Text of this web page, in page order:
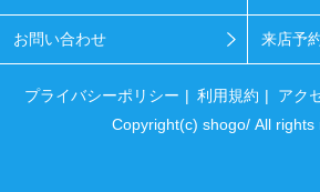
お問い合わせ 来店予
プライバシーポリシー 利用規約 アク
Copyright(c) shogo/ All rights